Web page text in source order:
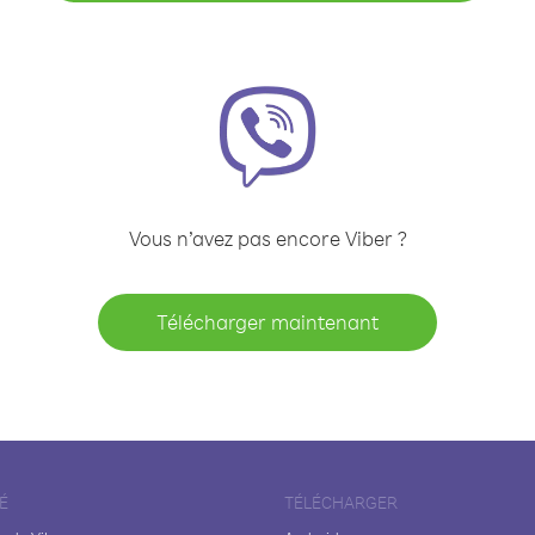
Vous n’avez pas encore Viber ?
Télécharger maintenant
TÉLÉCHARGER